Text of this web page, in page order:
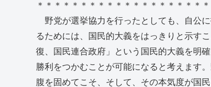
＊＊＊＊＊＊＊＊＊＊＊＊＊＊＊＊＊＊＊
野党が選挙協力を行ったとしても、自公
るためには、国民的大義をはっきりと示す
復、国民連合政府」という国民的大義を明
勝利をつかむことが可能になると考えます
腹を固めてこそ、そして、その本気度が国